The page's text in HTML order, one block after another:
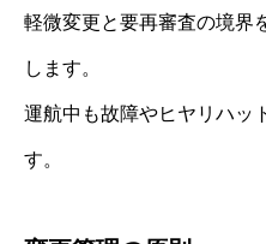
軽微変更と要再審査の境界
します。
運航中も故障やヒヤリハッ
す。